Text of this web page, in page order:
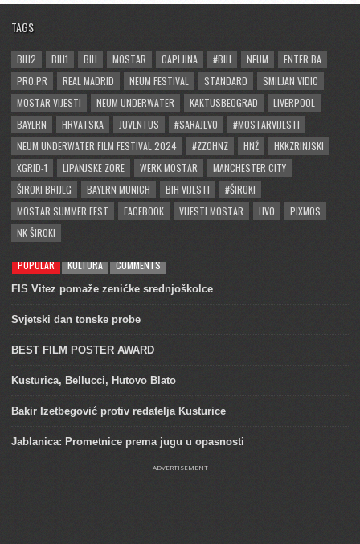
TAGS
BIH2 BIH1 BIH MOSTAR CAPLJINA #BIH NEUM
ENTER.BA
PRO.PR
REAL MADRID NEUM FESTIVAL STANDARD
SMILJAN VIDIC
MOSTAR VIJESTI
NEUM UNDERWATER KAKTUSBEOGRAD
LIVERPOOL
BAYERN
HRVATSKA JUVENTUS #SARAJEVO
#MOSTARVIJESTI
NEUM UNDERWATER FILM FESTIVAL 2024
#ZZOHNZ HNŽ
HKKZRINJSKI
XGRID-1
LIPANJSKE ZORE WERK MOSTAR
MANCHESTER CITY
ŠIROKI BRIJEG
BAYERN MUNICH BIH VIJESTI
#ŠIROKI
MOSTAR SUMMER FEST
FACEBOOK VIJESTI MOSTAR HVO
PIXMOS
NK ŠIROKI
POPULAR KULTURA COMMENTS
FIS Vitez pomaže zeničke srednjoškolce
Svjetski dan tonske probe
BEST FILM POSTER AWARD
Kusturica, Bellucci, Hutovo Blato
Bakir Izetbegović protiv redatelja Kusturice
Jablanica: Prometnice prema jugu u opasnosti
ADVERTISEMENT